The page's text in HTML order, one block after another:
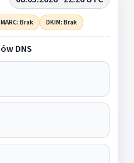
Brak DKIM: Brak
DNS